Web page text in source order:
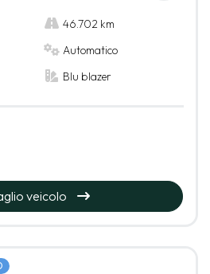
46.702 km
Automatico
Blu blazer
veicolo